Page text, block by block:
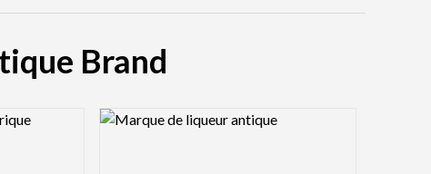
Brand
Logo Preview Image